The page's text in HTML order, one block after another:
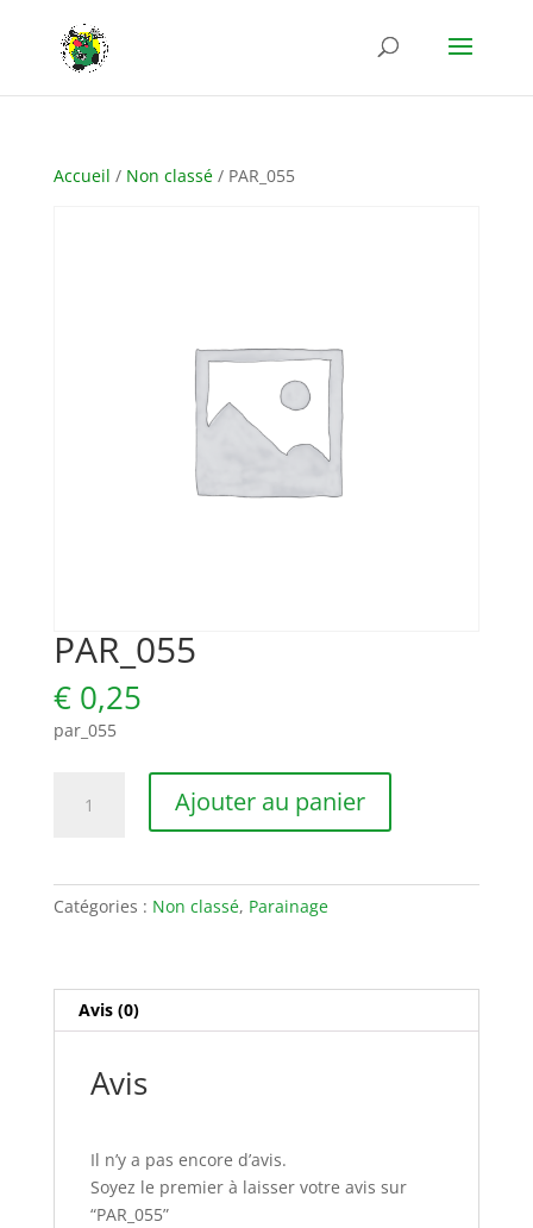
Accueil / Non classé/ PAR_055
PAR_055
€0,25
par_055
Ajouter au panier
Catégories : Non classé, Parainage
Avis (0)
Avis
Il n’y a pas encore d’avis.
Soyez le premier à laisser votre avis sur
“PAR_055”